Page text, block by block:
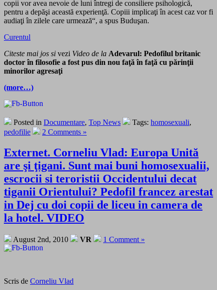
copii vor avea nevoie de luni întregi de consiliere psihologică,
pentru a depăşi această experienţă. Copiii implicaţi în acest caz vor fi
audiaţi în zilele care urmează“, a spus Buduşan.
Curentul
Citeste mai jos si vezi Video de la Adevarul: Pedofilul britanic
doctor în filosofie a fost pus din nou faţă în faţă cu părinţii
minorilor agresaţi
(more…)
Posted in Documentare, Top News Tags: homosexuali,
pedofilie
2 Comments »
Externet. Corneliu Vlad: Europa Unită
are şi ţigani. Sunt mai buni homosexualii,
escrocii si teroristii Occidentului decat
tiganii Orientului? Pedofil francez arestat
in Dej cu doi copii de liceu in camera de
la hotel. VIDEO
August 2nd, 2010 VR 1 Comment »
Scris de Corneliu Vlad